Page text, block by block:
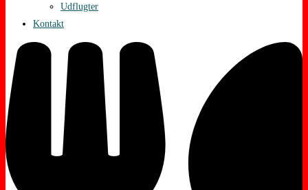
Udflugter
Kontakt